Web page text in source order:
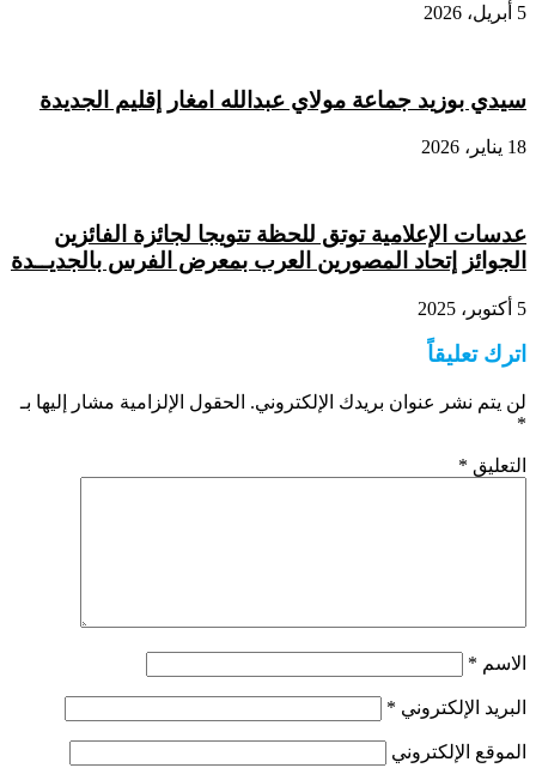
5 أبريل، 2026
سيدي بوزيد جماعة مولاي عبدالله امغار إقليم الجديدة
18 يناير، 2026
عدسات الإعلامية توتق للحظة تتويجا لجائزة الفائزين
الجوائز إتحاد المصورين العرب بمعرض الفرس بالجديــدة
5 أكتوبر، 2025
اترك تعليقاً
لن يتم نشر عنوان بريدك الإلكتروني. الحقول الإلزامية مشار إليها بـ
*
التعليق *
الاسم *
البريد الإلكتروني *
الموقع الإلكتروني